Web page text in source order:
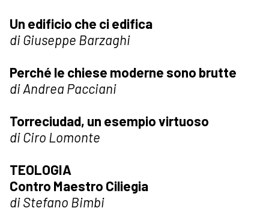
Un edificio che ci edifica
di Giuseppe Barzaghi
Perché le chiese moderne sono brutte
di Andrea Pacciani
Torreciudad, un esempio virtuoso
di Ciro Lomonte
TEOLOGIA
Contro Maestro Ciliegia
di Stefano Bimbi